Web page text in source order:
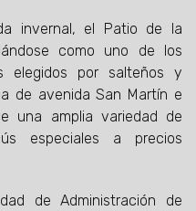
invernal, el Patio de la
como uno de los
elegidos por salteños y
de avenida San Martín e
una amplia variedad de
especiales a precios
de Administración de